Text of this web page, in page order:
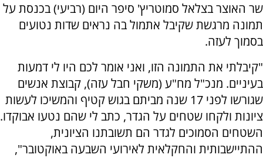
שר האוצר בצלאל סמוטריץ' סיפר היום (רביעי) בכנסת על
תמונה מרגשת שקיבל אתמול בה נראים שדות נטועים
בסמוך לעזה.
"קיבלתי את התמונה הזו, ואני אומר לכם היו לי דמעות
בעיניים. מנכ"ל מח"ע (משקי חבל עזה), קבוצת אנשים
שגורשו לפני 17 שנה מביתם בגוש קטיף והמשיכו לעשות
ציונות ולקחו שטחים על הגדר, כתב לי שהם נטעו אבוקדו.
השטחים הסמוכים לגדר הם תשובתנו הציונית,
ההתיישבותית והחקלאית לאירועי השבעה באוקטובר",